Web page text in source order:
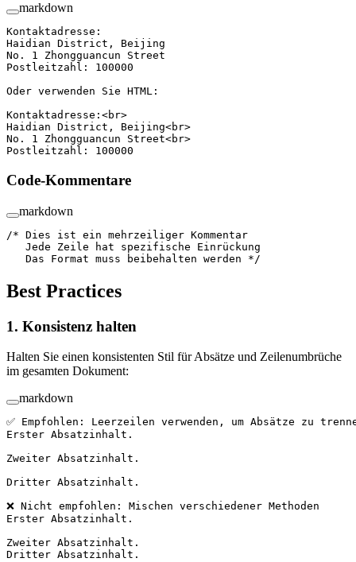
markdown
Kontaktadresse:
Haidian District, Beijing
No. 1 Zhongguancun Street
Postleitzahl: 100000
Oder verwenden Sie HTML:
Kontaktadresse:<br>
Haidian District, Beijing<br>
No. 1 Zhongguancun Street<br>
Postleitzahl: 100000
Code-Kommentare
markdown
/* Dies ist ein mehrzeiliger Kommentar
   Jede Zeile hat spezifische Einrückung
   Das Format muss beibehalten werden */
Best Practices
1. Konsistenz halten
Halten Sie einen konsistenten Stil für Absätze und Zeilenumbrüche
im gesamten Dokument:
markdown
✅ Empfohlen: Leerzeilen verwenden, um Absätze zu
Erster Absatzinhalt.
Zweiter Absatzinhalt.
Dritter Absatzinhalt.
❌ Nicht empfohlen: Mischen verschiedener Methoden
Erster Absatzinhalt.
Zweiter Absatzinhalt.
Dritter Absatzinhalt.